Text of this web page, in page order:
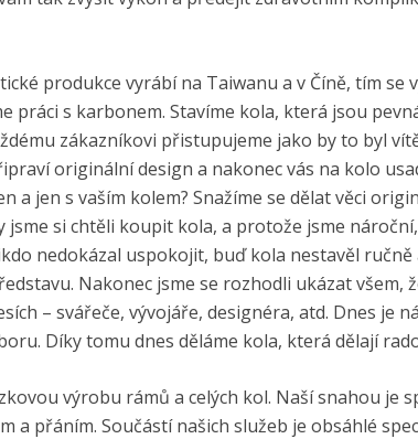
produkce vyrábí na Taiwanu a v Číně, tím se
práci s karbonem. Stavíme kola, která jsou
zákazníkovi přistupujeme jako by to byl
originální design a nakonec vás na kolo
a jen s vaším kolem? Snažíme se dělat věci
jsme si chtěli koupit kola, a protože jsme
nedokázal uspokojit, buď kola nestavěl ručně
Nakonec jsme se rozhodli ukázat všem,
– svářeče, vývojáře, designéra, atd. Dnes je
Díky tomu dnes děláme kola, která dělají
výrobu rámů a celých kol. Naší snahou je
a přáním. Součástí našich služeb je obsáhlé